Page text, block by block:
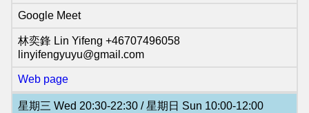
基
督
教
會
维
Google Meet
林奕鋒 Lin Yifeng +46707496058
linyifengyuyu@gmail.com
Web page
星期三 Wed 20:30-22:30 / 星期日 Sun 10:00-12:00